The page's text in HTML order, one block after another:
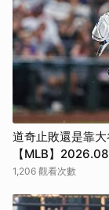
道奇止敗還是靠
【MLB】
1,206 觀看次數